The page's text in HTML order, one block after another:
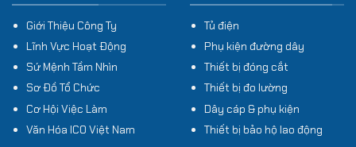
Giới Thiệu Công Ty
Lĩnh Vực Hoạt Động
Sứ Mệnh Tầm Nhìn
Sơ Đồ Tổ Chức
Cơ Hội Việc Làm
Văn Hóa ICO Việt Nam
Tủ điện
Phụ kiện đường dây
Thiết bị đóng cắt
Thiết bị đo lường
Dây cáp & phụ kiện
Thiết bị bảo hộ lao động